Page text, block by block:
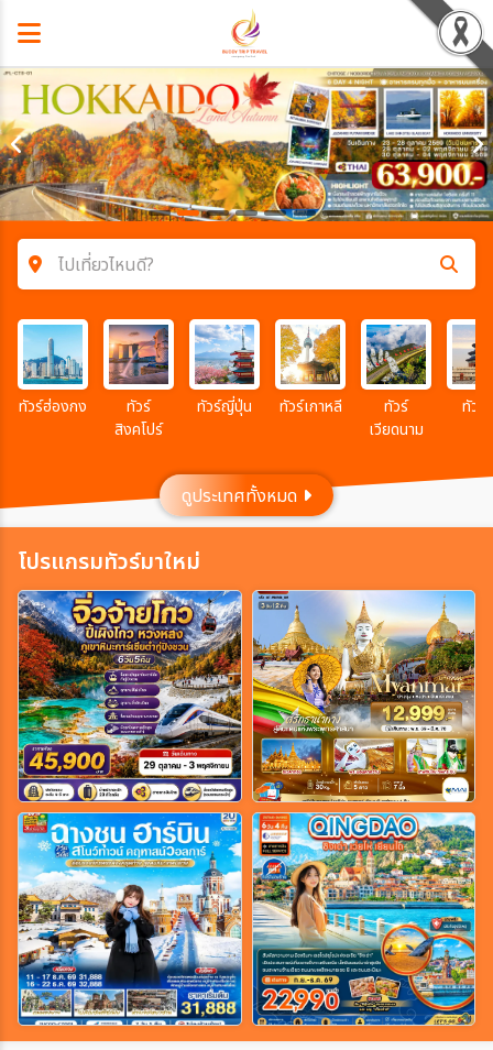
ไปเที่ยวไหนดี?
ค้นหาโปรแกรมทัวร์
คำค้นหา
เมือง
สายการบิน
ตั้งแต่วันที่
ถึงวันที่
เฉพาะเดือน
เฉพาะเทศกาล
ทัวร์ฮ่องกง
ทัวร์
สิงคโปร์
ทัวร์ญี่ปุ่น ทัวร์เกาหลี
ทัวร์
เวียดนาม
ทัวร์
ดูประเทศทั้งหมด
โปรแกรมทัวร์มาใหม่